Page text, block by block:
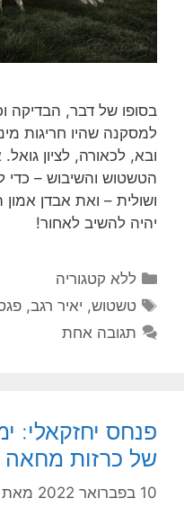
בסופו של דבר, הבדיקה
למסקנה שהיו חריגות
ובא, לכאורה, לציון
הטשטוש והשיבוש – כדי
ושולית – ואת אבדן
יהיה להשיב לאחור!
קטגוריות
ללא קטגוריה
תגיות
טשטוש, יאיר רגב,
תגובה אחת
פנחס יחזקאלי:
של כרזות
10 בפברואר 2022 מאת